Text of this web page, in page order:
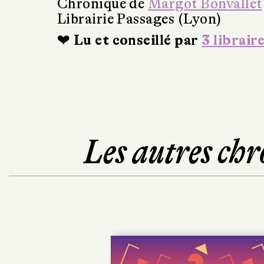
Chronique de Margot Bonvallet
Librairie Passages (Lyon)
❤ Lu et conseillé par 3
Les autres